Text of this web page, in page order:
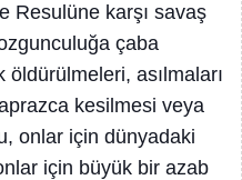
Resulüne karşı savaş
çaba
öldürülmeleri, asılmaları
kesilmesi veya
onlar için dünyadaki
için büyük bir azab